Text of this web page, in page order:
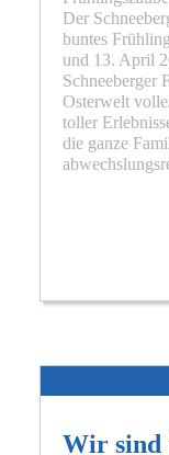
Der
buntes
und 13. April
Schneeberger
Osterwelt
toller
die ganze
Wir sind